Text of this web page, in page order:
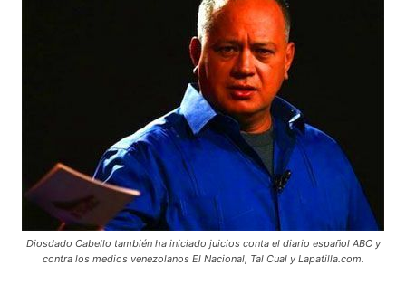
Diosdado Cabello también ha iniciado juicios conta el diario español ABC y
contra los medios venezolanos El Nacional, Tal Cual y Lapatilla.com.